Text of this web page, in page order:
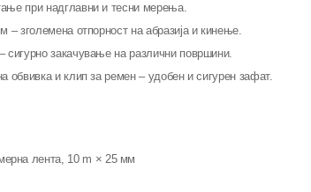
при надглавни и тесни мерења.
– зголемена отпорност на абразија и кинење.
сигурно закачување на различни површини.
обвивка и клип за ремен – удобен и сигурен зафат.
лента, 10 m × 25 мм